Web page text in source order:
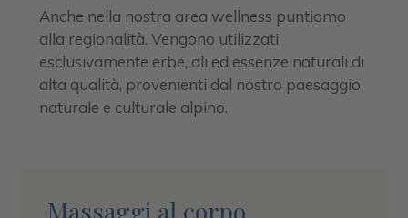
Anche nella nostra area wellness puntiamo
alla regionalità. Vengono utilizzati
esclusivamente erbe, oli ed essenze naturali di
alta qualità, provenienti dal nostro paesaggio
naturale e culturale alpino.
Massaggi al corpo